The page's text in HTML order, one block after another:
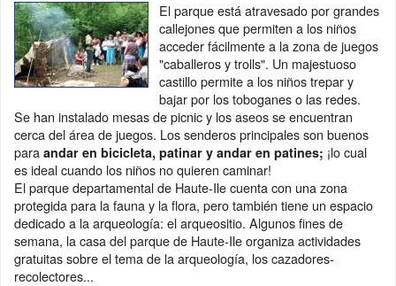
El parque está atravesado por grandes
callejones que permiten a los niños
acceder fácilmente a la zona de juegos
"caballeros y trolls". Un majestuoso
castillo permite a los niños trepar y
bajar por los toboganes o las redes.
Se han instalado mesas de picnic y los aseos se encuentran
cerca del área de juegos. Los senderos principales son buenos
para andar en bicicleta, patinar y andar en patines; ¡lo cual
es ideal cuando los niños no quieren caminar!
El parque departamental de Haute-Ile cuenta con una zona
protegida para la fauna y la flora, pero también tiene un espacio
dedicado a la arqueología: el arqueositio. Algunos fines de
semana, la casa del parque de Haute-Ile organiza actividades
gratuitas sobre el tema de la arqueología, los cazadores-
recolectores...